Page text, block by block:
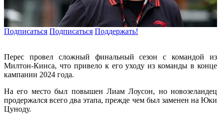
Подписаться Подписаться Поддержать!
Перес провел сложный финальный сезон с командой из
Милтон-Кинса, что привело к его уходу из команды в конце
кампании 2024 года.
На его место был повышен Лиам Лоусон, но новозеландец
продержался всего два этапа, прежде чем был заменен на Юки
Цуноду.